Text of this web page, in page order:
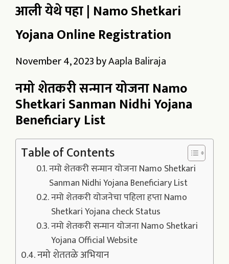
आली येथे पहा | Namo Shetkari
Yojana Online Registration
November 4, 2023byAapla Baliraja
नमो शेतकरी सन्मान योजना Namo
Shetkari Sanman Nidhi Yojana
Beneficiary List
Table of Contents
नमो शेतकरी सन्मान योजना Namo Shetkari
Sanman Nidhi Yojana Beneficiary List
नमो शेतकरी योजनेचा पहिला हप्ता Namo
Shetkari Yojana check Status
नमो शेतकरी सन्मान योजना Namo Shetkari
Yojana Official Website
नमो शेततळे अभियान